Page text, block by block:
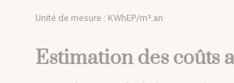
Unité de mesure : KWhEP/m².an
Estimation des coûts